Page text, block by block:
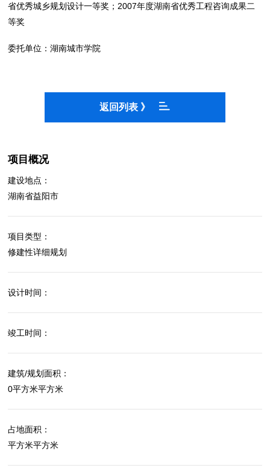
省优秀城乡规划设计一等奖；2007年度湖南省优秀工程咨询成果二
等奖
委托单位：湖南城市学院
返回列表 》
项目概况
建设地点：
湖南省益阳市
项目类型：
修建性详细规划
设计时间：
竣工时间：
建筑/规划面积：
0平方米平方米
占地面积：
平方米平方米